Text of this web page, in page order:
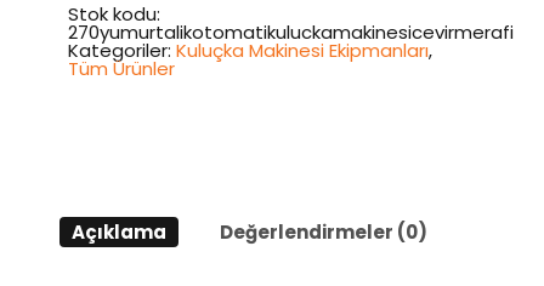
Stok kodu:
270yumurtalikotomatikuluckamakinesicevirmerafi
Kategoriler: Kuluçka Makinesi Ekipmanları,
Tüm Ürünler
Açıklama Değerlendirmeler (0)